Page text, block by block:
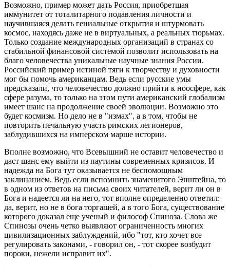
Возможно, пример может дать Россия, приобретшая
иммунитет от тоталитарного подавления личности и
научившаяся делать гениальные открытия и штурмовать
космос, находясь даже не в виртуальных, а реальных тюрьмах.
Только создание международных организаций в странах со
стабильной финансовой системой позволит использовать на
благо человечества уникальные научные знания России.
Российский пример истиной тяги к творчеству и духовности
мог бы помочь американцам. Ведь если русские умы
предсказали, что человечество должно прийти к ноосфере, как
сфере разума, то только на этом пути американский глобализм
имеет шанс на продолжение своей эволюции. Возможно это
будет космизм. Но дело не в "измах", а в том, чтобы не
повторить печальную участь римских легионеров,
заблудившихся на имперском марше истории.
Вполне возможно, что Всевышний не оставит человечество и
даст шанс ему выйти из паутины современных кризисов. И
надежда на Бога тут оказывается не беспомощным
заклинанием. Ведь если вспомнить знаменитого Энштейна, то
в одном из ответов на письма своих читателей, верит ли он в
Бога и надеется ли на него, тот вполне определенно ответил:
да, верит, но не в бога торгашей, а в того Бога, существование
которого доказал еще ученый и философ Спиноза. Слова же
Спинозы очень четко выявляют ограниченность многих
цивилизационных заблуждений, ибо "тот, кто хочет все
регулировать законами, - говорил он, - тот скорее возбудит
пороки, нежели исправит их".